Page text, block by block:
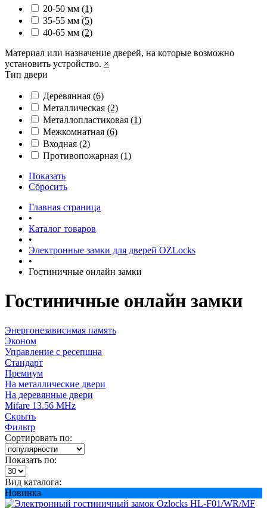
20-50 мм (1)
35-55 мм (5)
40-65 мм (2)
Материал или назначение дверей, на которые возможно
установить устройство. ×
Тип двери
Деревянная (6)
Металлическая (2)
Металлопластиковая (1)
Межкомнатная (6)
Входная (2)
Противопожарная (1)
Показать
Сбросить
Главная страница
•
Каталог товаров
•
Электронные замки для дверей OZLocks
•
Гостиничные онлайн замки
Гостиничные онлайн замки
Энергонезависимая память
Эконом
Управление с ресепшна
Стандарт
Премиум
На металлические двери
На деревянные двери
Mifare 13.56 MHz
Скрыть
Фильтр
Сортировать по:
Показать по:
Вид каталога:
Новинка